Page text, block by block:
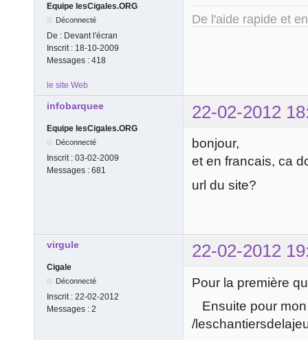
Equipe lesCigales.ORG
Déconnecté
De : Devant l'écran
Inscrit : 18-10-2009
Messages : 418
De l'aide rapide et
le site Web
infobarquee 22-02-2012
Equipe lesCigales.ORG
Déconnecté
Inscrit : 03-02-2009
Messages : 681
bonjour,
et en francais, ca
url du site?
virgule 22-02-2012
Cigale
Déconnecté
Inscrit : 22-02-2012
Messages : 2
Pour la première
Ensuite pour
/